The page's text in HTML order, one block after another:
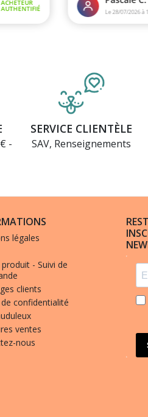
-
SERVICE CLIENTÈLE
SAV, Renseignements
légales
- Suivi de
clients
confidentialité
ventes
nous